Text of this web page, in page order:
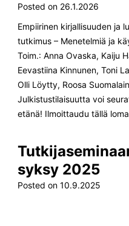
Posted on 26.1.2026
Empiirinen kirjallisuuden ja
tutkimus – Menetelmiä ja
Toim.: Anna Ovaska, Kaiju
Eevastiina Kinnunen, Toni
Olli Löytty, Roosa
Julkistustilaisuutta voi
etänä! Ilmoittaudu tällä
syksy 2025
Posted on 10.9.2025